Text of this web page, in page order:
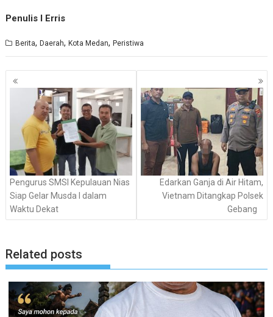
Penulis I Erris
Berita,Daerah,Kota Medan,Peristiwa
Navigasi
pos
Pengurus SMSI Kepulauan Nias
Siap Gelar Musda I dalam
Waktu Dekat
Edarkan Ganja di Air Hitam,
Vietnam Ditangkap Polsek
Gebang
Related posts